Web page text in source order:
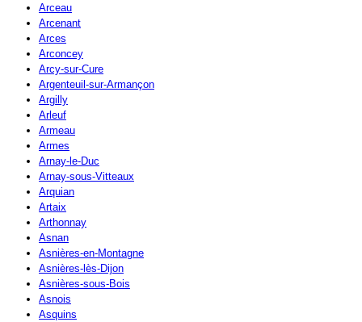
Arceau
Arcenant
Arces
Arconcey
Arcy-sur-Cure
Argenteuil-sur-Armançon
Argilly
Arleuf
Armeau
Armes
Arnay-le-Duc
Arnay-sous-Vitteaux
Arquian
Artaix
Arthonnay
Asnan
Asnières-en-Montagne
Asnières-lès-Dijon
Asnières-sous-Bois
Asnois
Asquins